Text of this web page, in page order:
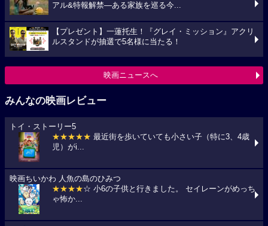
アル&特報解禁―ある家族を巡る今...
【プレゼント】一蓮托生！『グレイ・ミッション』アクリ
ルスタンドが抽選で5名様に当たる！
映画ニュースへ
みんなの映画レビュー
トイ・ストーリー5
★★★★★ 最近街を歩いていても小さい子（特に3、4歳
児）がi...
映画ちいかわ 人魚の島のひみつ
★★★★☆ 小6の子供と行きました。 セイレーンがめっち
ゃ怖か...